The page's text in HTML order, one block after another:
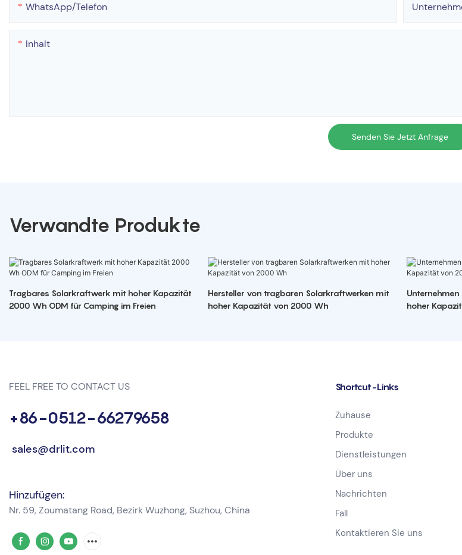
WhatsApp/Telefon
Inhalt
Senden Sie Jetzt Anfrage
Verwandte Produkte
Tragbares Solarkraftwerk mit hoher Kapazität
2000 Wh ODM für Camping im Freien
Hersteller von tragbaren Solarkraftwerken mit
hoher Kapazität von 2000 Wh
hoher
FEEL FREE TO CONTACT US
+86-0512-66279658
sales@drlit.com
Hinzufügen:
Nr. 59, Zoumatang Road, Bezirk Wuzhong, Suzhou, China
Shortcut-Links
Zuhause
Produkte
Dienstleistungen
Über uns
Nachrichten
Fall
Kontaktieren Sie uns